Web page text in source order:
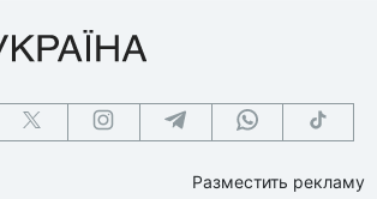
Разместить рекламу